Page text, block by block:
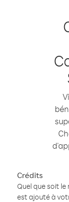
Crédits
Quel que soit
est ajouté à